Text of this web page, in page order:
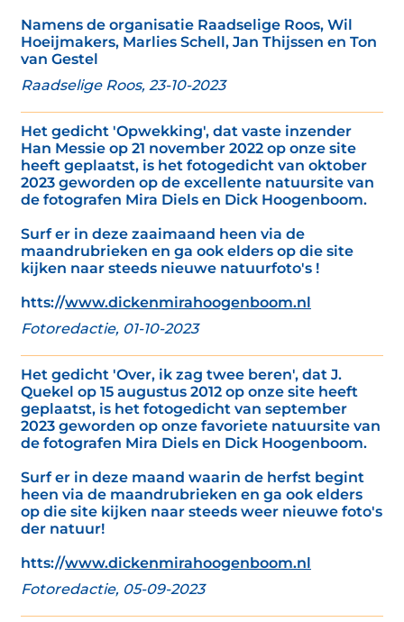
Namens de organisatie Raadselige Roos, Wil
Hoeijmakers, Marlies Schell, Jan Thijssen en Ton
van Gestel
Raadselige Roos, 23-10-2023
Het gedicht 'Opwekking', dat vaste inzender
Han Messie op 21 november 2022 op onze site
heeft geplaatst, is het fotogedicht van oktober
2023 geworden op de excellente natuursite van
de fotografen Mira Diels en Dick Hoogenboom.
Surf er in deze zaaimaand heen via de
maandrubrieken en ga ook elders op die site
kijken naar steeds nieuwe natuurfoto's !
htts://www.dickenmirahoogenboom.nl
Fotoredactie, 01-10-2023
Het gedicht 'Over, ik zag twee beren', dat J.
Quekel op 15 augustus 2012 op onze site heeft
geplaatst, is het fotogedicht van september
2023 geworden op onze favoriete natuursite van
de fotografen Mira Diels en Dick Hoogenboom.
Surf er in deze maand waarin de herfst begint
heen via de maandrubrieken en ga ook elders
op die site kijken naar steeds weer nieuwe foto's
der natuur!
htts://www.dickenmirahoogenboom.nl
Fotoredactie, 05-09-2023